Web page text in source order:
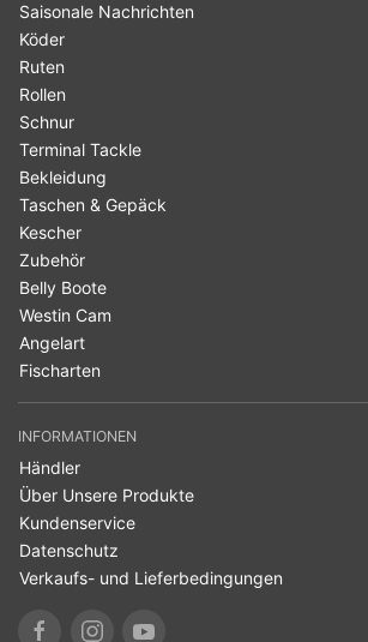
Saisonale Nachrichten
Köder
Ruten
Rollen
Schnur
Terminal Tackle
Bekleidung
Taschen & Gepäck
Kescher
Zubehör
Belly Boote
Westin Cam
Angelart
Fischarten
INFORMATIONEN
Händler
Über Unsere Produkte
Kundenservice
Datenschutz
Verkaufs- und Lieferbedingungen